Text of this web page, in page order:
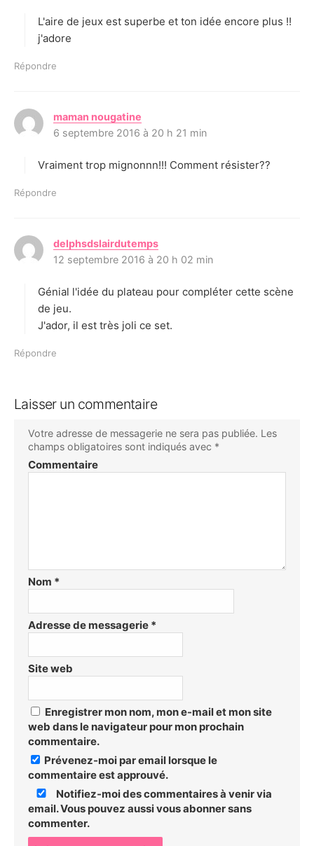
:
L'aire de jeux est superbe et ton idée encore plus !!
j'adore
Répondre
maman nougatine
i
:
6 septembre 2016 à 20 h 21 min
Vraiment trop mignonnn!!! Comment résister??
Répondre
delphsdslairdutemps
i
:
12 septembre 2016 à 20 h 02 min
Génial l'idée du plateau pour compléter cette scène
de jeu.
J'ador, il est très joli ce set.
Répondre
Laisser un commentaire
Votre adresse de messagerie ne sera pas publiée. Les
champs obligatoires sont indiqués avec *
Commentaire
Nom *
Adresse de messagerie *
Site web
Enregistrer mon nom, mon e-mail et mon site
web dans le navigateur pour mon prochain
commentaire.
Prévenez-moi par email lorsque le
commentaire est approuvé.
Notifiez-moi des commentaires à venir via
email. Vous pouvez aussivous abonnersans
commenter.